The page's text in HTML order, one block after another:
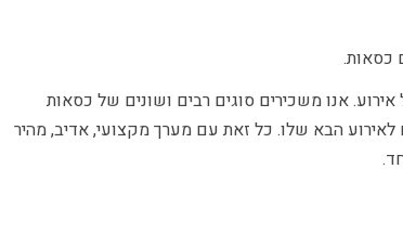
כסאות.
אנו משכירים סוגים רבים ושונים של כסאות
הבא שלו. כל זאת עם מערך מקצועי, אדיב, מהיר